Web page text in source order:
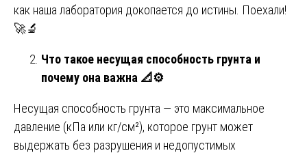
как наша лаборатория докопается до истины. Поехали!
🚀🔬
Что такое несущая способность грунта и
почему она важна 📐⚙️
Несущая способность грунта — это максимальное
давление (кПа или кг/см²), которое грунт может
выдержать без разрушения и недопустимых